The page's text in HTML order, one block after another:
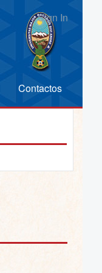
Sign In
Contactos